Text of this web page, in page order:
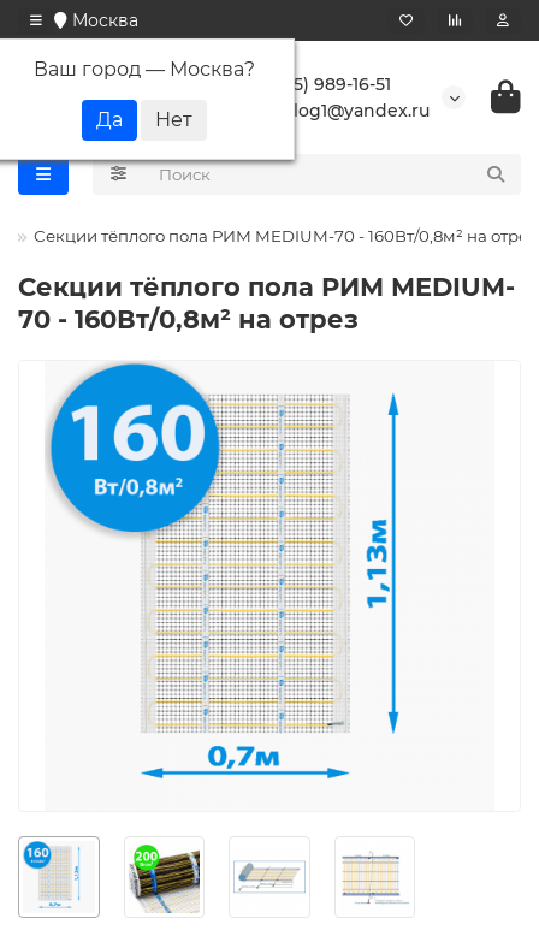
Москва
Ваш город — Москва?
+7 (495) 989-16-51
buranlog1@yandex.ru
Секции тёплого пола РИМ MEDIUM-70 - 160Вт/0,8м² на отрез
Секции тёплого пола РИМ MEDIUM-
70 - 160Вт/0,8м² на отрез